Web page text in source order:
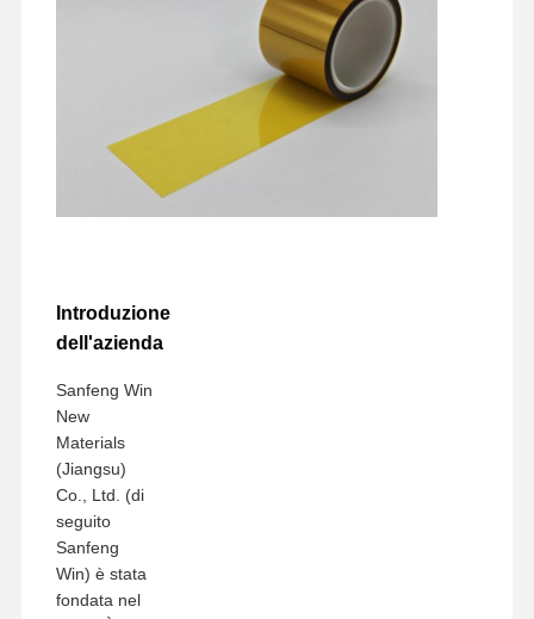
Introduzione
dell'azienda
Sanfeng Win
New
Materials
(Jiangsu)
Co., Ltd. (di
seguito
Sanfeng
Win) è stata
fondata nel